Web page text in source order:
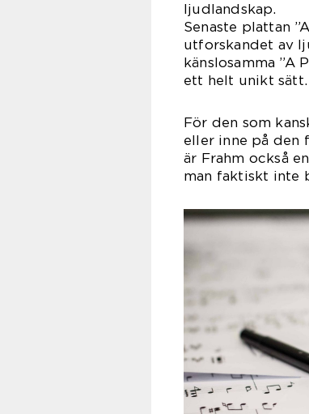
ljudlandskap.
Senaste plattan
utforskandet av
känslosamma ”A
ett helt unikt sätt.
För den som
eller inne på den
är Frahm också
man faktiskt inte